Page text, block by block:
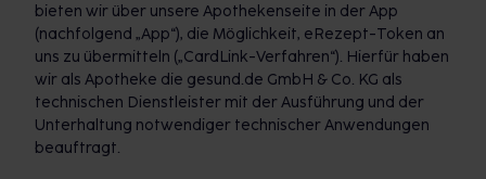
bieten wir über unsere Apothekenseite in der App
(nachfolgend „App“), die Möglichkeit, eRezept-Token an
uns zu übermitteln („CardLink-Verfahren“). Hierfür haben
wir als Apotheke die gesund.de GmbH & Co. KG als
technischen Dienstleister mit der Ausführung und der
Unterhaltung notwendiger technischer Anwendungen
beauftragt.